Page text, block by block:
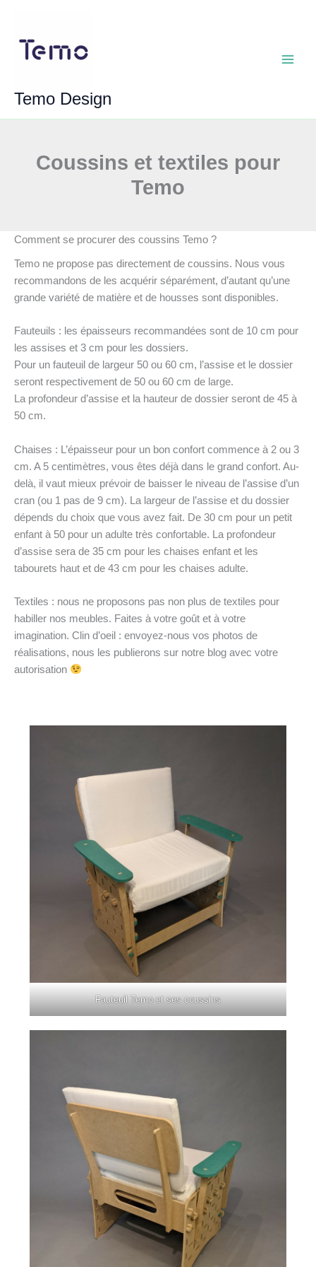
contenu
Temo Design
Coussins et textiles pour
Temo
Comment se procurer des coussins Temo ?
Temo ne propose pas directement de coussins. Nous vous
recommandons de les acquérir séparément, d’autant qu’une
grande variété de matière et de housses sont disponibles.
Fauteuils : les épaisseurs recommandées sont de 10 cm pour
les assises et 3 cm pour les dossiers.
Pour un fauteuil de largeur 50 ou 60 cm, l’assise et le dossier
seront respectivement de 50 ou 60 cm de large.
La profondeur d’assise et la hauteur de dossier seront de 45 à
50 cm.
Chaises : L’épaisseur pour un bon confort commence à 2 ou 3
cm. A 5 centimètres, vous êtes déjà dans le grand confort. Au-
delà, il vaut mieux prévoir de baisser le niveau de l’assise d’un
cran (ou 1 pas de 9 cm). La largeur de l’assise et du dossier
dépends du choix que vous avez fait. De 30 cm pour un petit
enfant à 50 pour un adulte très confortable. La profondeur
d’assise sera de 35 cm pour les chaises enfant et les
tabourets haut et de 43 cm pour les chaises adulte.
Textiles : nous ne proposons pas non plus de textiles pour
habiller nos meubles. Faites à votre goût et à votre
imagination. Clin d’oeil : envoyez-nous vos photos de
réalisations, nous les publierons sur notre blog avec votre
autorisation
Fauteuil Temo et ses coussins